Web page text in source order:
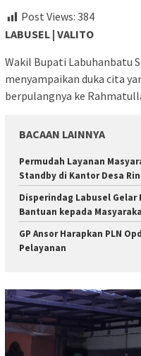
Post Views: 384
LABUSEL | VALITO
Wakil Bupati Labuhanbatu
menyampaikan duka cita
berpulangnya ke
BACAAN LAINNYA
Permudah Layanan
Standby di Kantor Desa
Disperindag Labusel Gelar
Bantuan kepada
GP Ansor Harapkan PLN
Pelayanan